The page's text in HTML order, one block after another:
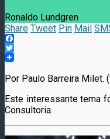
Ronaldo Lundgren
Share Tweet Pin Mail
Facebook
Twitter
Por Paulo Barreira Milet.
Este interessante tema
Consultoria.